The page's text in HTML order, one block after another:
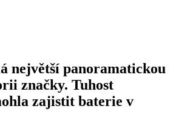
největší panoramatickou
značky. Tuhost
zajistit baterie v